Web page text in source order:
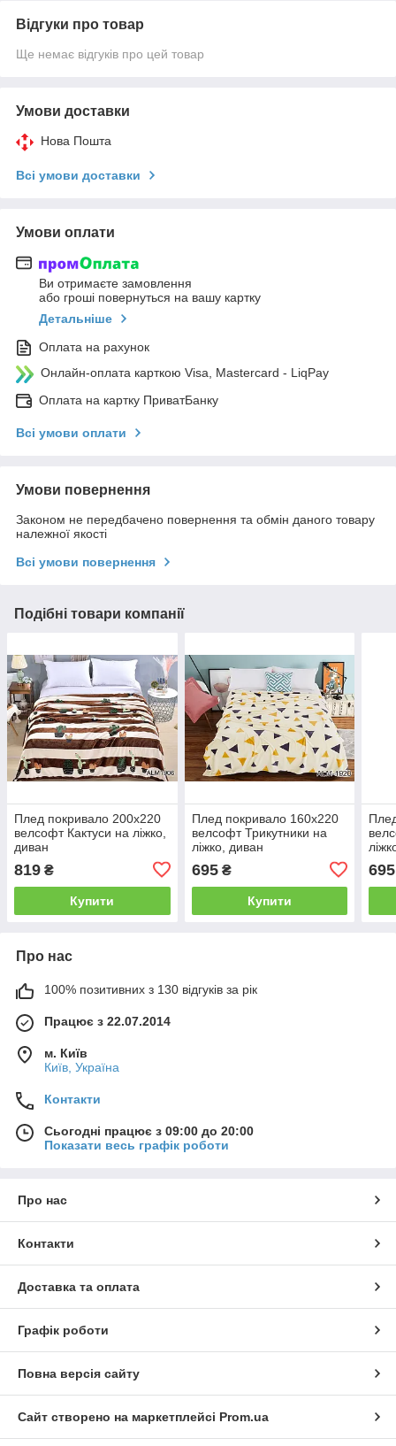
Відгуки про товар
Ще немає відгуків про цей товар
Умови доставки
Нова Пошта
Всі умови доставки
Умови оплати
Ви отримаєте замовлення
або гроші повернуться на вашу картку
Детальніше
Оплата на рахунок
Онлайн-оплата карткою Visa, Mastercard - LiqPay
Оплата на картку ПриватБанку
Всі умови оплати
Умови повернення
Законом не передбачено повернення та обмін даного товару
належної якості
Всі умови повернення
Подібні товари компанії
Плед покривало 200х220
велсофт Кактуси на ліжко,
диван
819 ₴
Купити
Плед покривало 160х220
велсофт Трикутники на
ліжко, диван
695₴
Купити
695
Про нас
100% позитивних з 130 відгуків за рік
Працює з 22.07.2014
м. Київ
Київ, Україна
Контакти
Сьогодні працює з 09:00 до 20:00
Показати весь графік роботи
Про нас
Контакти
Доставка та оплата
Графік роботи
Повна версія сайту
Сайт створено на маркетплейсі Prom.ua